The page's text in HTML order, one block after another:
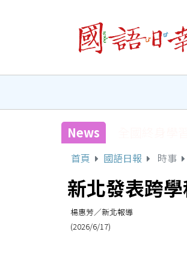
News
首頁 國語日報 時事
新北發表跨
楊惠芳／新北報導
(2026/6/17)